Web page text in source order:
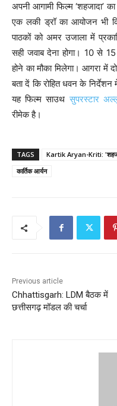
अपनी आगामी फिल्म ‘शहजादा’
एक लकी ड्रॉ का आयोजन भी
पाठकों को अमर उजाला में
सही जवाब देना होगा। 10 से
होने का मौका मिलेगा। आगरा में
बता दें कि रोहित धवन के निर्देशन
यह फिल्म साउथ सुपरस्टार
रीमेक है।
TAGS
Kartik Aryan-Kriti:
कार्तिक आर्यन
Previous article
Chhattisgarh: LDM बैठक में
छत्तीसगढ़ मॉडल की चर्चा